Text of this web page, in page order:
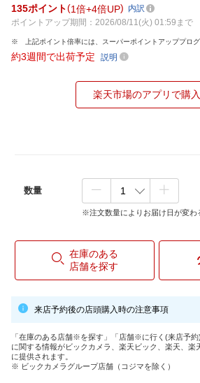
135ポイント 1倍 4倍UP
内訳
ポイントアップ期間：2026/08/11(火) 01:59まで
上記ポイント倍率には、スーパーポイントアッププロ
約3週間で出荷予定 説明
楽天市場のアプリで購
数量
※注文数量によりお届け日が変わ
在庫のある
店舗を探す
来店予約後の店頭購入時の注意事項
「在庫のある店舗※を探す」「店舗※に行く(来店予
に関する情報がビックカメラ、楽天ビック、楽天、楽
に提供されます。
※ ビックカメラグループ店舗（コジマを除く）